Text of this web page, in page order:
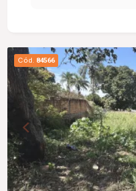
Cód. 84566